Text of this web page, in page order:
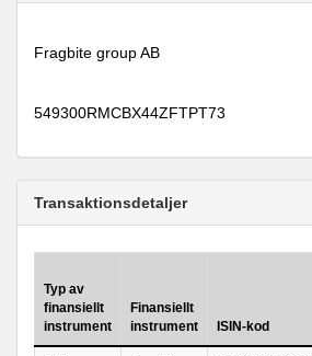
Fragbite group AB
549300RMCBX44ZFTPT73
Transaktionsdetaljer
Typ av
finansiellt
instrument
Finansiellt
instrument
ISIN-kod